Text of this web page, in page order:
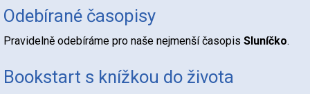
Odebírané časopisy
Pravidelně odebíráme pro naše nejmenší časopis Sluníčko.
Bookstart s knížkou do života